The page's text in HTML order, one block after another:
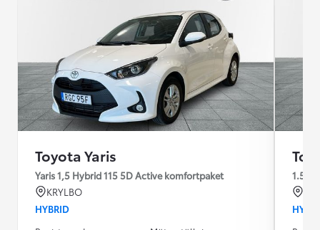
Toyota Yaris
Yaris 1,5 Hybrid 115 5D Active komfortpaket
KRYLBO
HYBRID